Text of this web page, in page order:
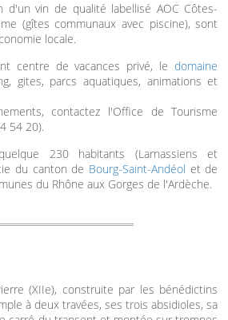
d'un vin de qualité labellisé AOC Côtes-
(gîtes communaux avec piscine), sont
locale.
centre de vacances privé, ledomaine
gites, parcs aquatiques, animations et
contactez l'Office de Tourisme
54 20).
230 habitants (Larnassiens et
du canton de Bourg-Saint-Andéol et de
du Rhône aux Gorges de l'Ardèche.
(XIIe), construite par les bénédictins
à deux travées, ses trois absidioles, sa